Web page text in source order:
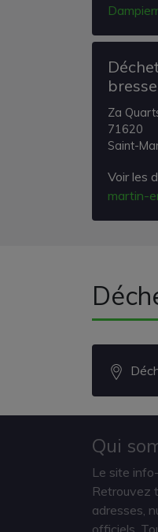
bresse
Za
71620
Saint-
Voir les
martin-
Qui
Le site
Retrouvez
adresses,
officiels.